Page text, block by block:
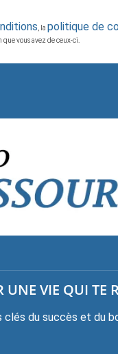
, la politique de
vous avez de ceux-ci.
VIE QUI TE
du succès et du